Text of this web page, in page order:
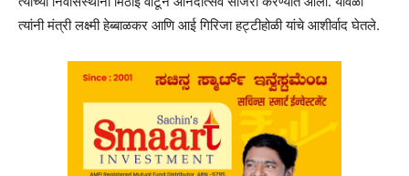
त्यांनी मंत्री लक्ष्मी हेब्बाळकर आणि आई गिरिजा हट्टीहोळी यांचे आशीर्वाद घेतले.